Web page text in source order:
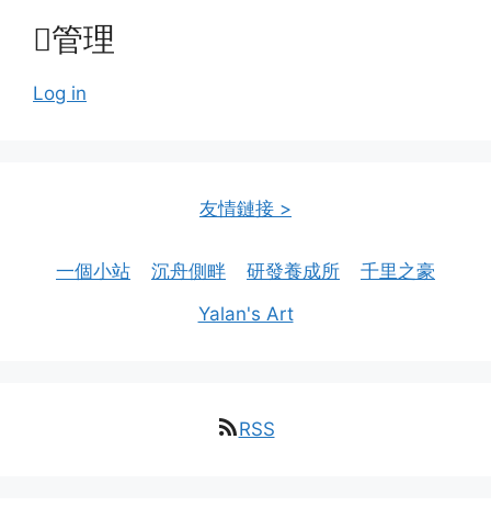
管理
Log in
友情鏈接 >
一個小站 沉舟側畔 研發養成所
千里之豪
Yalan's Art
RSS